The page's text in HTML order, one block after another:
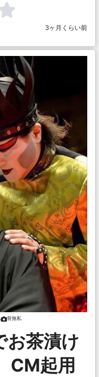
3ヶ月くらい前
骨無私
お茶漬け
CM起用